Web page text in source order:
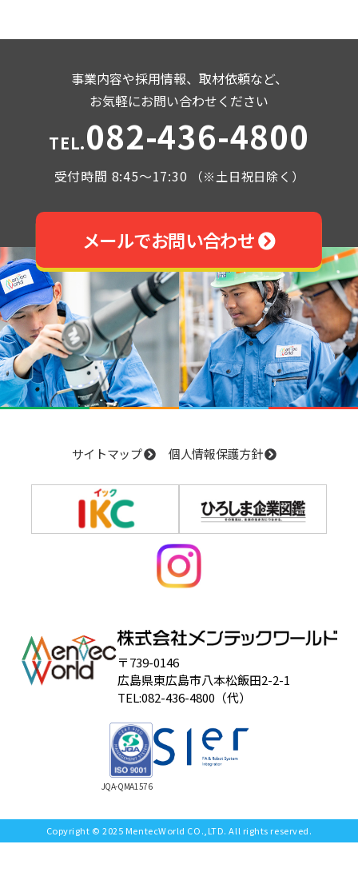
事業内容や採用情報、取材依頼など、
お気軽にお問い合わせください
TEL.082-436-4800
受付時間 8:45～17:30 （※土日祝日除く）
メールでお問い合わせ
〒739-0146
広島県東広島市八本松飯田2-2-1
TEL:082-436-4800（代）
JQA-QMA1576
サイトマップ 個人情報保護方針
Copyright © 2025 MentecWorld CO.,LTD. All rights reserved.